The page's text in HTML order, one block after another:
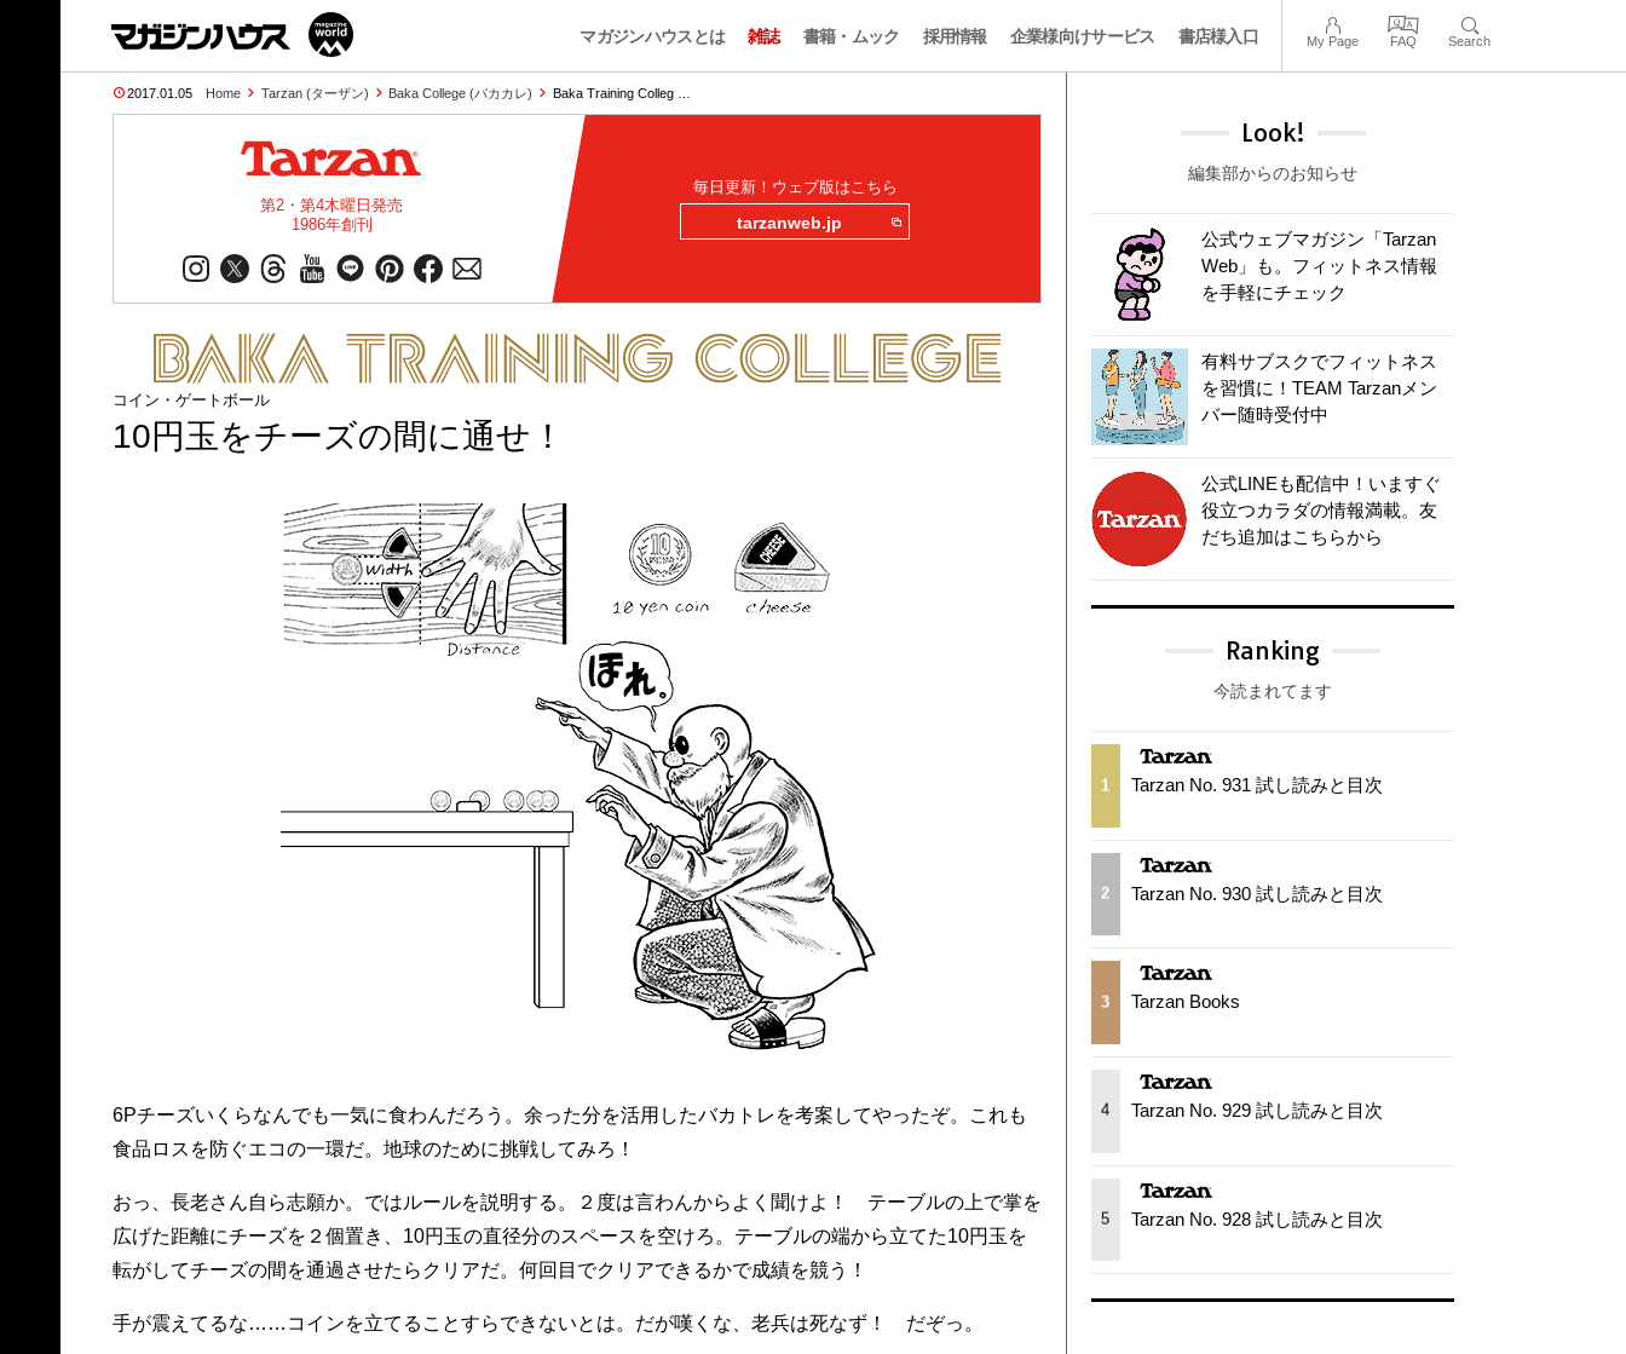
マガジンハウスとは 雑誌 書籍・ムック 採用情報 企業様向けサービス 書店様入口 My Page FAQ Search
2017.01.05 Home Tarzan (ターザン) Baka College (バカカレ) Baka Training Colleg …
第2・第4木曜日発売
1986年創刊
毎日更新！ウェブ版はこちら
tarzanweb.jp
コイン・ゲートボール
10円玉をチーズの間に通せ！
6Pチーズいくらなんでも一気に食わんだろう。余った分を活用したバカトレを考案してやったぞ。これも
食品ロスを防ぐエコの一環だ。地球のために挑戦してみろ！
おっ、長老さん自ら志願か。ではルールを説明する。２度は言わんからよく聞けよ！ テーブルの上で掌を
広げた距離にチーズを２個置き、10円玉の直径分のスペースを空けろ。テーブルの端から立てた10円玉を
転がしてチーズの間を通過させたらクリアだ。何回目でクリアできるかで成績を競う！
手が震えてるな……コインを立てることすらできないとは。だが嘆くな、老兵は死なず！ だぞっ。
Look!
編集部からのお知らせ
公式ウェブマガジン「Tarzan
Web」も。フィットネス情報
を手軽にチェック
有料サブスクでフィットネス
を習慣に！TEAM Tarzanメン
バー随時受付中
公式LINEも配信中！いますぐ
役立つカラダの情報満載。友
だち追加はこちらから
Ranking
今読まれてます
1 Tarzan No. 931 試し読みと目次
2 Tarzan No. 930 試し読みと目次
3 Tarzan Books
4 Tarzan No. 929 試し読みと目次
5 Tarzan No. 928 試し読みと目次